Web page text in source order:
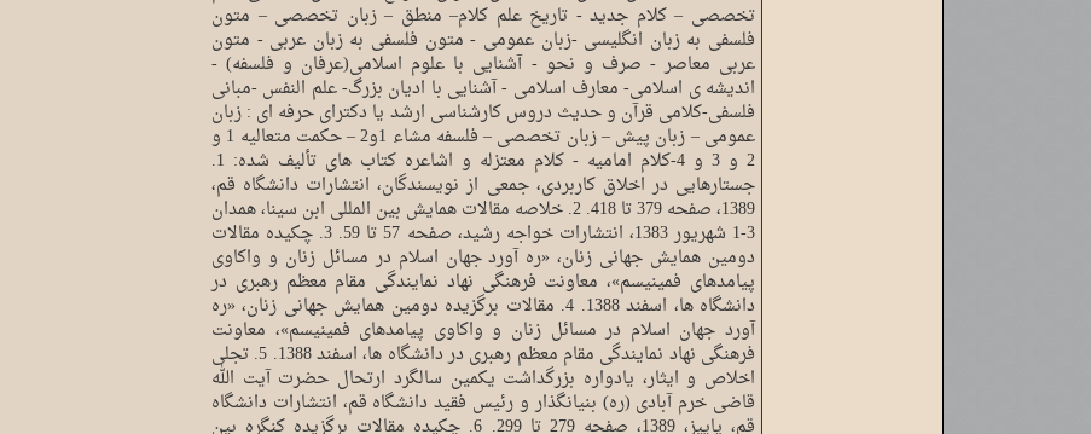
تخصصی – کلام جدید - تاریخ علم کلام– منطق – زبان تخصصی – متون
فلسفی به زبان انگلیسی -زبان عمومی - متون فلسفی به زبان عربی - متون
عربی معاصر - صرف و نحو - آشنایی با علوم اسلامی(عرفان و فلسفه) -
اندیشه ی اسلامی- معارف اسلامی - آشنایی با ادیان بزرگ- علم النفس -مبانی
فلسفی-کلامی قرآن و حدیث دروس کارشناسی ارشد یا دکترای حرفه ای : زبان
عمومی – زبان پیش – زبان تخصصی – فلسفه مشاء 1و2 – حکمت متعالیه 1 و
2 و 3 و 4-کلام امامیه - کلام معتزله و اشاعره کتاب های تألیف شده: 1.
جستارهایی در اخلاق کاربردی، جمعی از نویسندگان، انتشارات دانشگاه قم،
1389، صفحه 379 تا 418. 2. خلاصه مقالات همایش بین المللی ابن سینا، همدان
3-1 شهریور 1383، انتشارات خواجه رشید، صفحه 57 تا 59. 3. چکیده مقالات
دومین همایش جهانی زنان، «ره آورد جهان اسلام در مسائل زنان و واکاوی
پیامدهای فمینیسم»، معاونت فرهنگی نهاد نمایندگی مقام معظم رهبری در
دانشگاه ها، اسفند 1388. 4. مقالات برگزیده دومین همایش جهانی زنان، «ره
آورد جهان اسلام در مسائل زنان و واکاوی پیامدهای فمینیسم»، معاونت
فرهنگی نهاد نمایندگی مقام معظم رهبری در دانشگاه ها، اسفند 1388. 5. تجلی
اخلاص و ایثار، یادواره بزرگداشت یکمین سالگرد ارتحال حضرت آیت الله
قاضی خرم آبادی (ره) بنیانگذار و رئیس فقید دانشگاه قم، انتشارات دانشگاه
قم، پاییز، 1389، صفحه 279 تا 299. 6. چکیده مقالات برگزیده کنگره بین